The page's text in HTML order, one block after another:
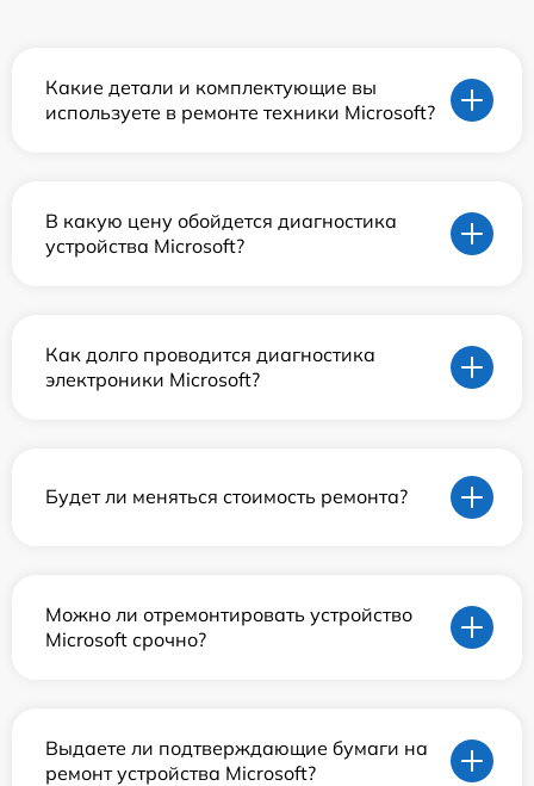
Какие детали и комплектующие вы
используете в ремонте техники Microsoft?
В какую цену обойдется диагностика
устройства Microsoft?
Как долго проводится диагностика
электроники Microsoft?
Будет ли меняться стоимость ремонта?
Можно ли отремонтировать устройство
Microsoft срочно?
Выдаете ли подтверждающие бумаги на
ремонт устройства Microsoft?